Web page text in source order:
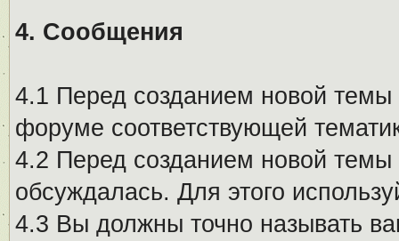
4. Сообщения
4.1 Перед созданием новой темы
форуме соответствующей
4.2 Перед созданием новой
обсуждалась. Для этого
4.3 Вы должны точно называть